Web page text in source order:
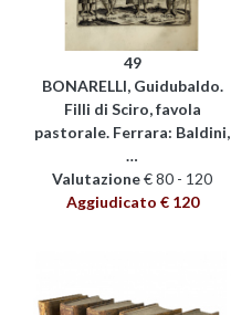
49
BONARELLI, Guidubaldo.
Filli di Sciro, favola
pastorale. Ferrara: Baldini,
…
Valutazione€ 80 - 120
Aggiudicato € 120